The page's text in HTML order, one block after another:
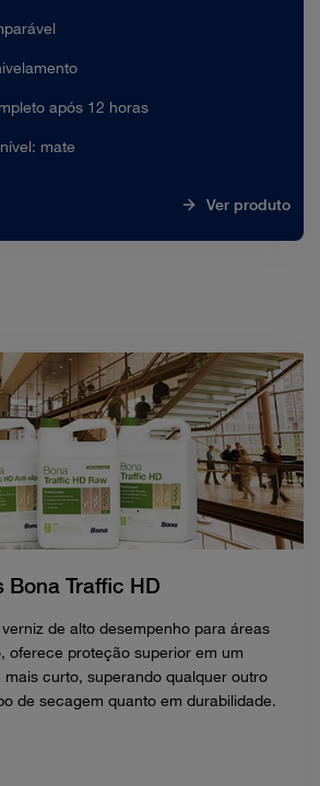
após 12 horas
mate
Ver produto
Bona Traffic HD
de alto desempenho para áreas
oferece proteção superior em um
curto, superando qualquer outro
de secagem quanto em durabilidade.